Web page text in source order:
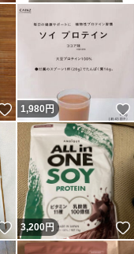
いいね！
1,980 円
いいね！
3,200円